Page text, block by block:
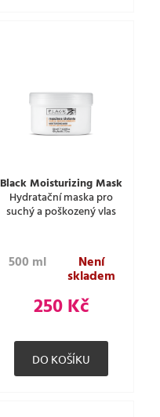
Black Moisturizing Mask
Hydratační maska pro
suchý a poškozený vlas
500 ml Není
skladem
250 Kč